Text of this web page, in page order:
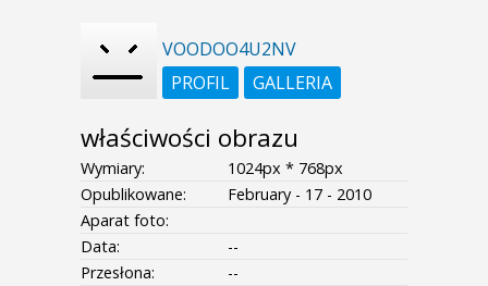
VOODOO4U2NV
PROFIL
GALLERIA
właściwości obrazu
Wymiary:
1024px * 768px
Opublikowane:
February - 17 - 2010
Aparat foto:
Data:
--
Przesłona:
--